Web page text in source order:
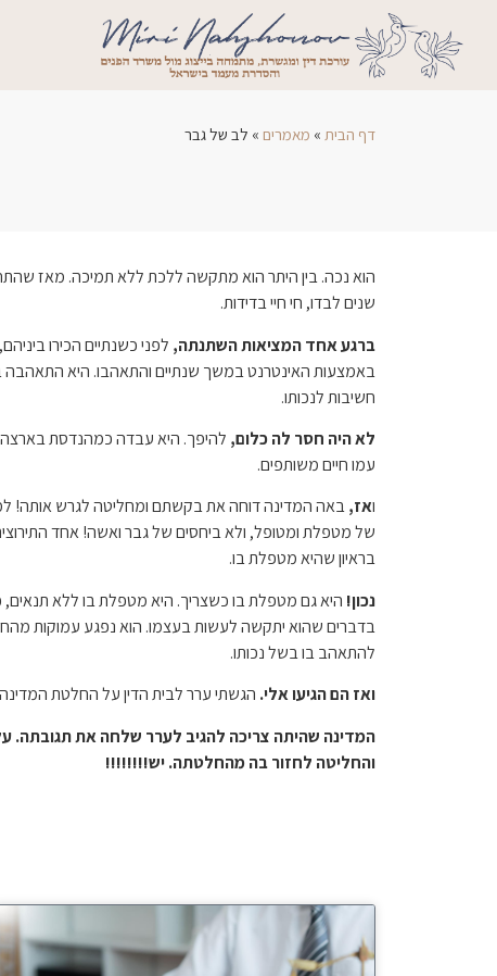
דף הבית » מאמרים » לב של גבר
הוא נכה. בין היתר הוא מתקשה ללכת ללא תמיכה. מאז
שנים לבדו, חי חיי בדידות.
ברגע אחד המציאות השתנתה, לפני כשנתיים הכירו
באמצעות האינטרנט במשך שנתיים והתאהבו. היא התאהבה
חשיבות לנכותו.
לא היה חסר לה כלום, להיפך. היא עבדה כמהנדסת בארצה.
עמו חיים משותפים.
ואז,באה המדינה דוחה את בקשתם ומחליטה לגרש אותה!
של מטפלת ומטופל, ולא ביחסים של גבר ואשה! אחד
בראיון שהיא מטפלת בו.
נכון! היא גם מטפלת בו כשצריך. היא מטפלת בו ללא
בדברים שהוא יתקשה לעשות בעצמו. הוא נפגע עמוקות
להתאהב בו בשל נכותו.
ואז הם הגיעו אלי. הגשתי ערר לבית הדין על החלטת
המדינה שהיתה צריכה להגיב לערר שלחה את תגובתה.
והחליטה לחזור בה מהחלטתה. יש!!!!!!!!